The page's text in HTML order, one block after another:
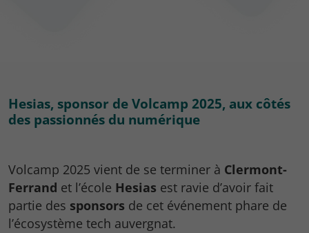
Hesias, sponsor de Volcamp 2025, aux côtés
des passionnés du numérique
Volcamp 2025 vient de se terminer à Clermont-
Ferrand et l’école Hesias est ravie d’avoir fait
partie des sponsors de cet événement phare de
l’écosystème tech auvergnat.